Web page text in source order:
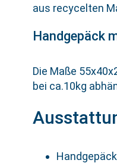
aus recycelten
Handgepäck
Die Maße
bei ca.10kg